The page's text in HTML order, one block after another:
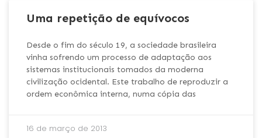
Uma repetição de equívocos
Desde o fim do século 19, a sociedade brasileira
vinha sofrendo um processo de adaptação aos
sistemas institucionais tomados da moderna
civilização ocidental. Este trabalho de reproduzir a
ordem econômica interna, numa cópia das
16 de março de 2013